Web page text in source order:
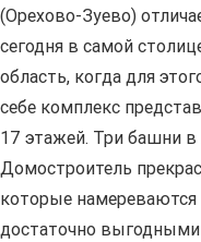
(Орехово-Зуево)
сегодня в самой
область, когда для
себе комплекс
17 этажей. Три башни
Домостроитель
которые намереваются
достаточно